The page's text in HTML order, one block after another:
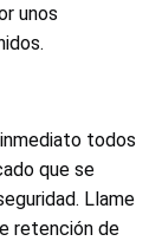
unos
todos
que se
Llame
retención de